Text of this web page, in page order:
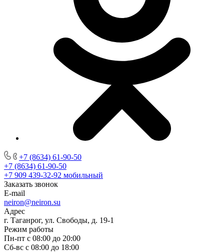
+7 (8634) 61-90-50
+7 (8634) 61-90-50
+7 909 439-32-92 мобильный
Заказать звонок
E-mail
neiron@neiron.su
Адрес
г. Таганрог, ул. Свободы, д. 19-1
Режим работы
Пн-пт с 08:00 до 20:00
Сб-вс с 08:00 до 18:00